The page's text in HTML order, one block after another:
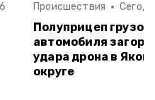
Происшествия
Полуприцеп
автомобиля
удара дрона в
округе